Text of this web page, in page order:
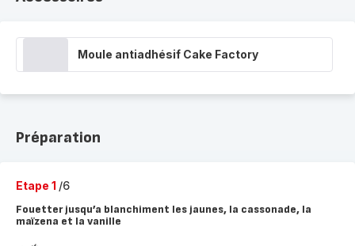
Moule antiadhésif Cake Factory
Préparation
Etape 1 /6
Fouetter jusqu’a blanchiment les jaunes, la cassonade, la
maïzena et la vanille